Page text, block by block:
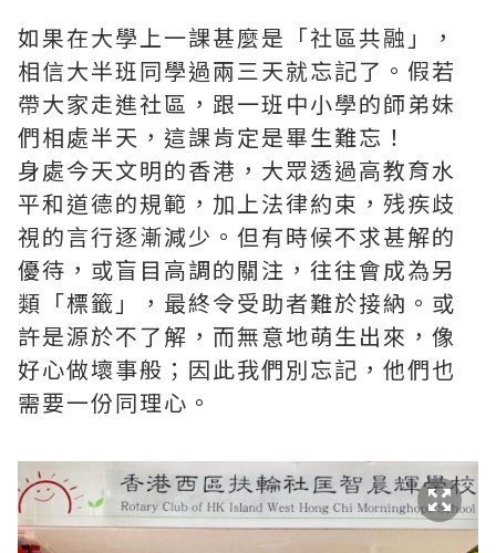
如果在大學上一課甚麼是「社區共融」，
相信大半班同學過兩三天就忘記了。假若
帶大家走進社區，跟一班中小學的師弟妹
們相處半天，這課肯定是畢生難忘！
身處今天文明的香港，大眾透過高教育水
平和道德的規範，加上法律約束，残疾歧
視的言行逐漸減少。但有時候不求甚解的
優待，或盲目高調的關注，往往會成為另
類「標籤」，最終令受助者難於接納。或
許是源於不了解，而無意地萌生出來，像
好心做壞事般；因此我們別忘記，他們也
需要一份同理心。